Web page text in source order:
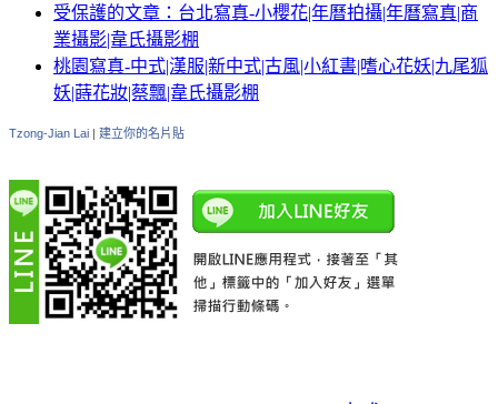
受保護的文章：台北寫真-小櫻花|年曆拍攝|年曆寫真|商
業攝影|韋氏攝影棚
桃園寫真-中式|漢服|新中式|古風|小紅書|嗜心花妖|九尾狐
妖|蒔花妝|蔡飄|韋氏攝影棚
Tzong-Jian Lai 建立你的名片貼